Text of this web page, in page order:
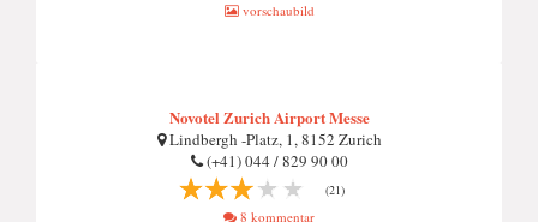
vorschaubild
Novotel Zurich Airport Messe
Lindbergh -Platz, 1, 8152 Zurich
(+41) 044 / 829 90 00
(21)
8 kommentar